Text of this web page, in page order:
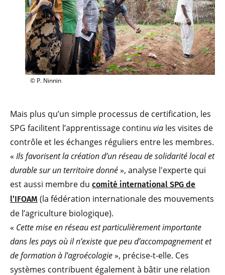
© P. Ninnin
Mais plus qu’un simple processus de certification, les
SPG facilitent l’apprentissage continu via les visites de
contrôle et les échanges réguliers entre les membres.
« Ils favorisent la création d’un réseau de solidarité local et
durable sur un territoire donné», analyse l'experte qui
est aussi membre du comité international SPG de
l’IFOAM (la fédération internationale des mouvements
de l’agriculture biologique).
« Cette mise en réseau est particulièrement importante
dans les pays où il n’existe que peu d’accompagnement et
de formation à l’agroécologie», précise-t-elle. Ces
systèmes contribuent également à bâtir une relation